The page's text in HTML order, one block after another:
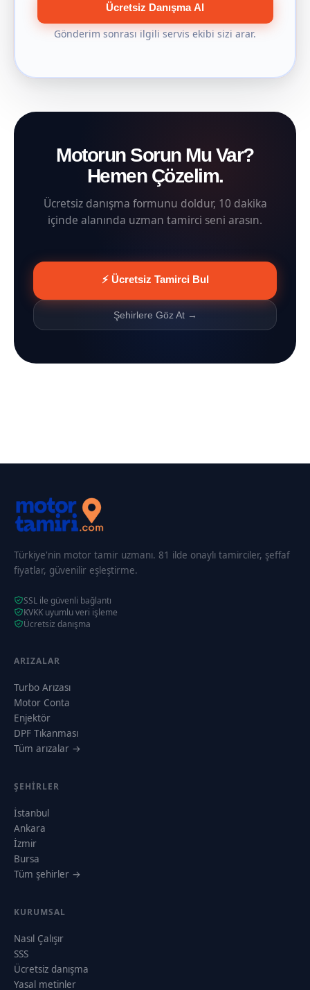
Ücretsiz Danışma Al
Gönderim sonrası ilgili servis ekibi sizi arar.
Motorun Sorun Mu Var?
Hemen Çözelim.
Ücretsiz danışma formunu doldur, 10 dakika
içinde alanında uzman tamirci seni arasın.
⚡ Ücretsiz Tamirci Bul
Şehirlere Göz At →
Türkiye'nin motor tamir uzmanı. 81 ilde onaylı tamirciler, şeffaf
fiyatlar, güvenilir eşleştirme.
SSL ile güvenli bağlantı
KVKK uyumlu veri işleme
Ücretsiz danışma
ARIZALAR
Turbo Arızası
Motor Conta
Enjektör
DPF Tıkanması
Tüm arızalar →
ŞEHIRLER
İstanbul
Ankara
İzmir
Bursa
Tüm şehirler →
KURUMSAL
Nasıl Çalışır
SSS
Ücretsiz danışma
Yasal metinler